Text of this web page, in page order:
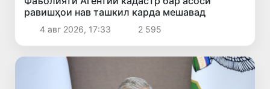
равишҳои нав ташкил карда мешавад
4 авг 2026, 17:33 2 595